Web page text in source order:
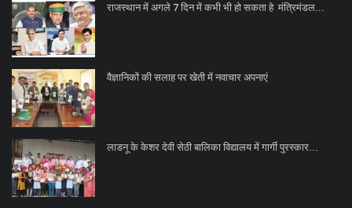
राजस्थान में अगले 7 दिन में कभी भी हो सकता हे मंत्रिमंडल...
वैज्ञानिकों की सलाह पर खेती में नवाचार अपनाएं
लाडनू के केशर देवी सेठी बालिका विद्यालय में गार्गी पुरस्कार...